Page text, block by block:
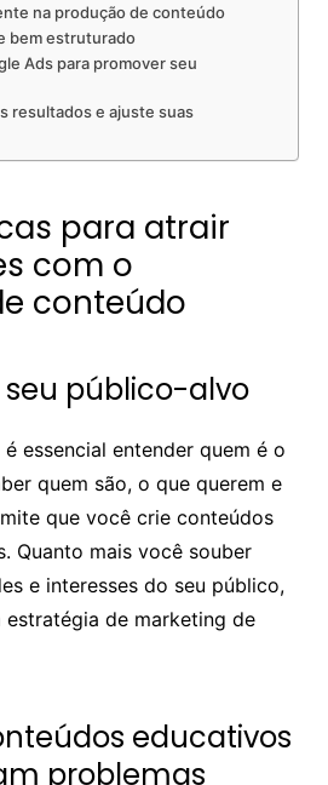
na produção de conteúdo
bem estruturado
Ads para promover seu
resultados e ajuste suas
para atrair
com o
conteúdo
seu público-alvo
essencial entender quem é o
quem são, o que querem e
que você crie conteúdos
Quanto mais você souber
e interesses do seu público,
estratégia de marketing de
educativos
problemas